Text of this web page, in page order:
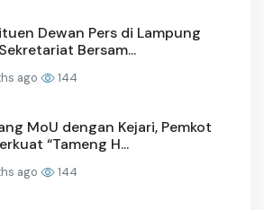
Dewan Pers di Lampung
Bersam...
ago 144
MoU dengan Kejari, Pemkot
“Tameng H...
ago 144